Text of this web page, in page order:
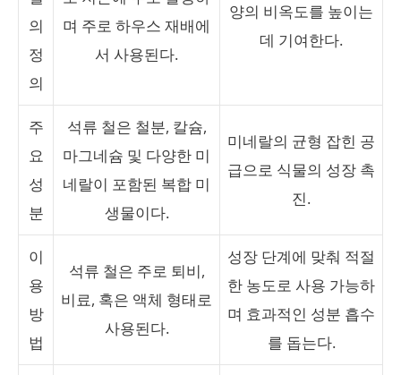
의
정
의
며 주로 하우스 재배에
서 사용된다.
양의 비옥도를 높이는
데 기여한다.
주
요
성
분
석류 철은 철분, 칼슘,
마그네슘 및 다양한 미
네랄이 포함된 복합 미
생물이다.
미네랄의 균형 잡힌 공
급으로 식물의 성장 촉
진.
이
용
방
법
석류 철은 주로 퇴비,
비료, 혹은 액체 형태로
사용된다.
성장 단계에 맞춰 적절
한 농도로 사용 가능하
며 효과적인 성분 흡수
를 돕는다.